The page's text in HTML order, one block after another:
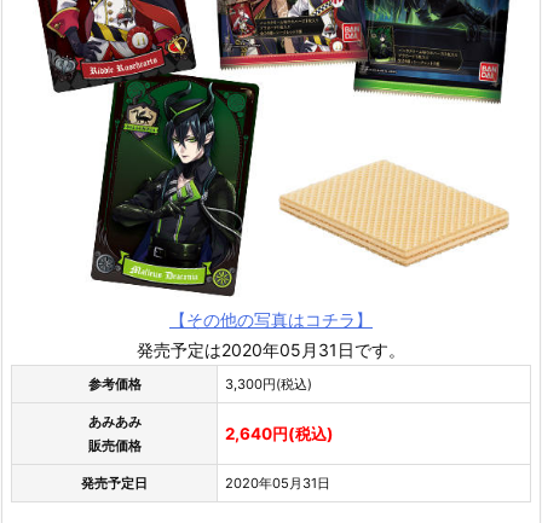
【その他の写真はコチラ】
発売予定は2020年05月31日です。
参考価格 3,300円(税込)
あみあみ
販売価格
2,640円(税込)
発売予定日 2020年05月31日